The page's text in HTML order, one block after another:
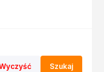
Szukaj